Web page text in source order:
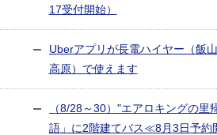
17受付開始）
Uberアプリが長電ハイヤー（飯
高原）で使えます
（8/28～30）"エアロキングの
語」に2階建てバス≪8月3日予